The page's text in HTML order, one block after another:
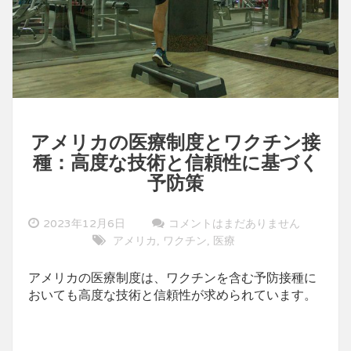
アメリカの医療制度とワクチン接
種：高度な技術と信頼性に基づく
予防策
2023年12月6日
コメントはまだありません
アメリカ
ワクチン 医療
アメリカの医療制度は、ワクチンを含む予防接種に
おいても高度な技術と信頼性が求められています。